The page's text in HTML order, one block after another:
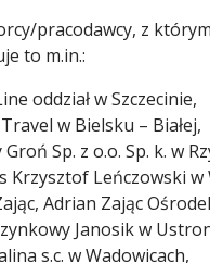
pracodawcy, z
to m.in.:
oddział w Szczecinie,
w Bielsku – Białej,
Sp. z o.o. Sp. k. w
Krzysztof Leńczowski w
Adrian Zając
Janosik w
s.c. w Wadowicach,